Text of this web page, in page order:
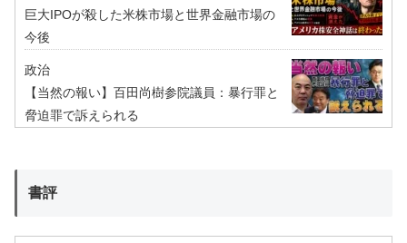
巨大IPOが殺した米株市場と世界金融市場の
今後
政治
【当然の報い】百田尚樹参院議員：暴行罪と
脅迫罪で訴えられる
書評